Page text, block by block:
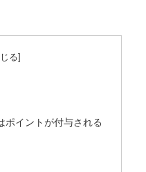
ポイントが付与される